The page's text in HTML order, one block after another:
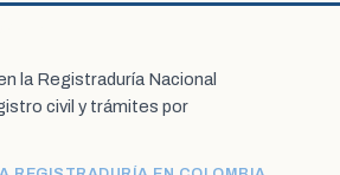
la Registraduría Nacional
civil y trámites por